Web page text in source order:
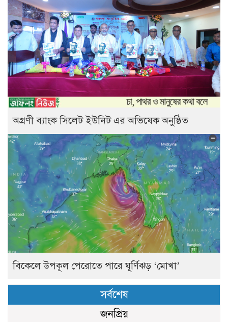
অগ্রণী ব্যাংক সিলেট ইউনিট এর অভিষেক অনুষ্ঠিত
বিকেলে উপকূল পেরোতে পারে ঘূর্ণিঝড় ‘মোখা’
সর্বশেষ
জনপ্রিয়